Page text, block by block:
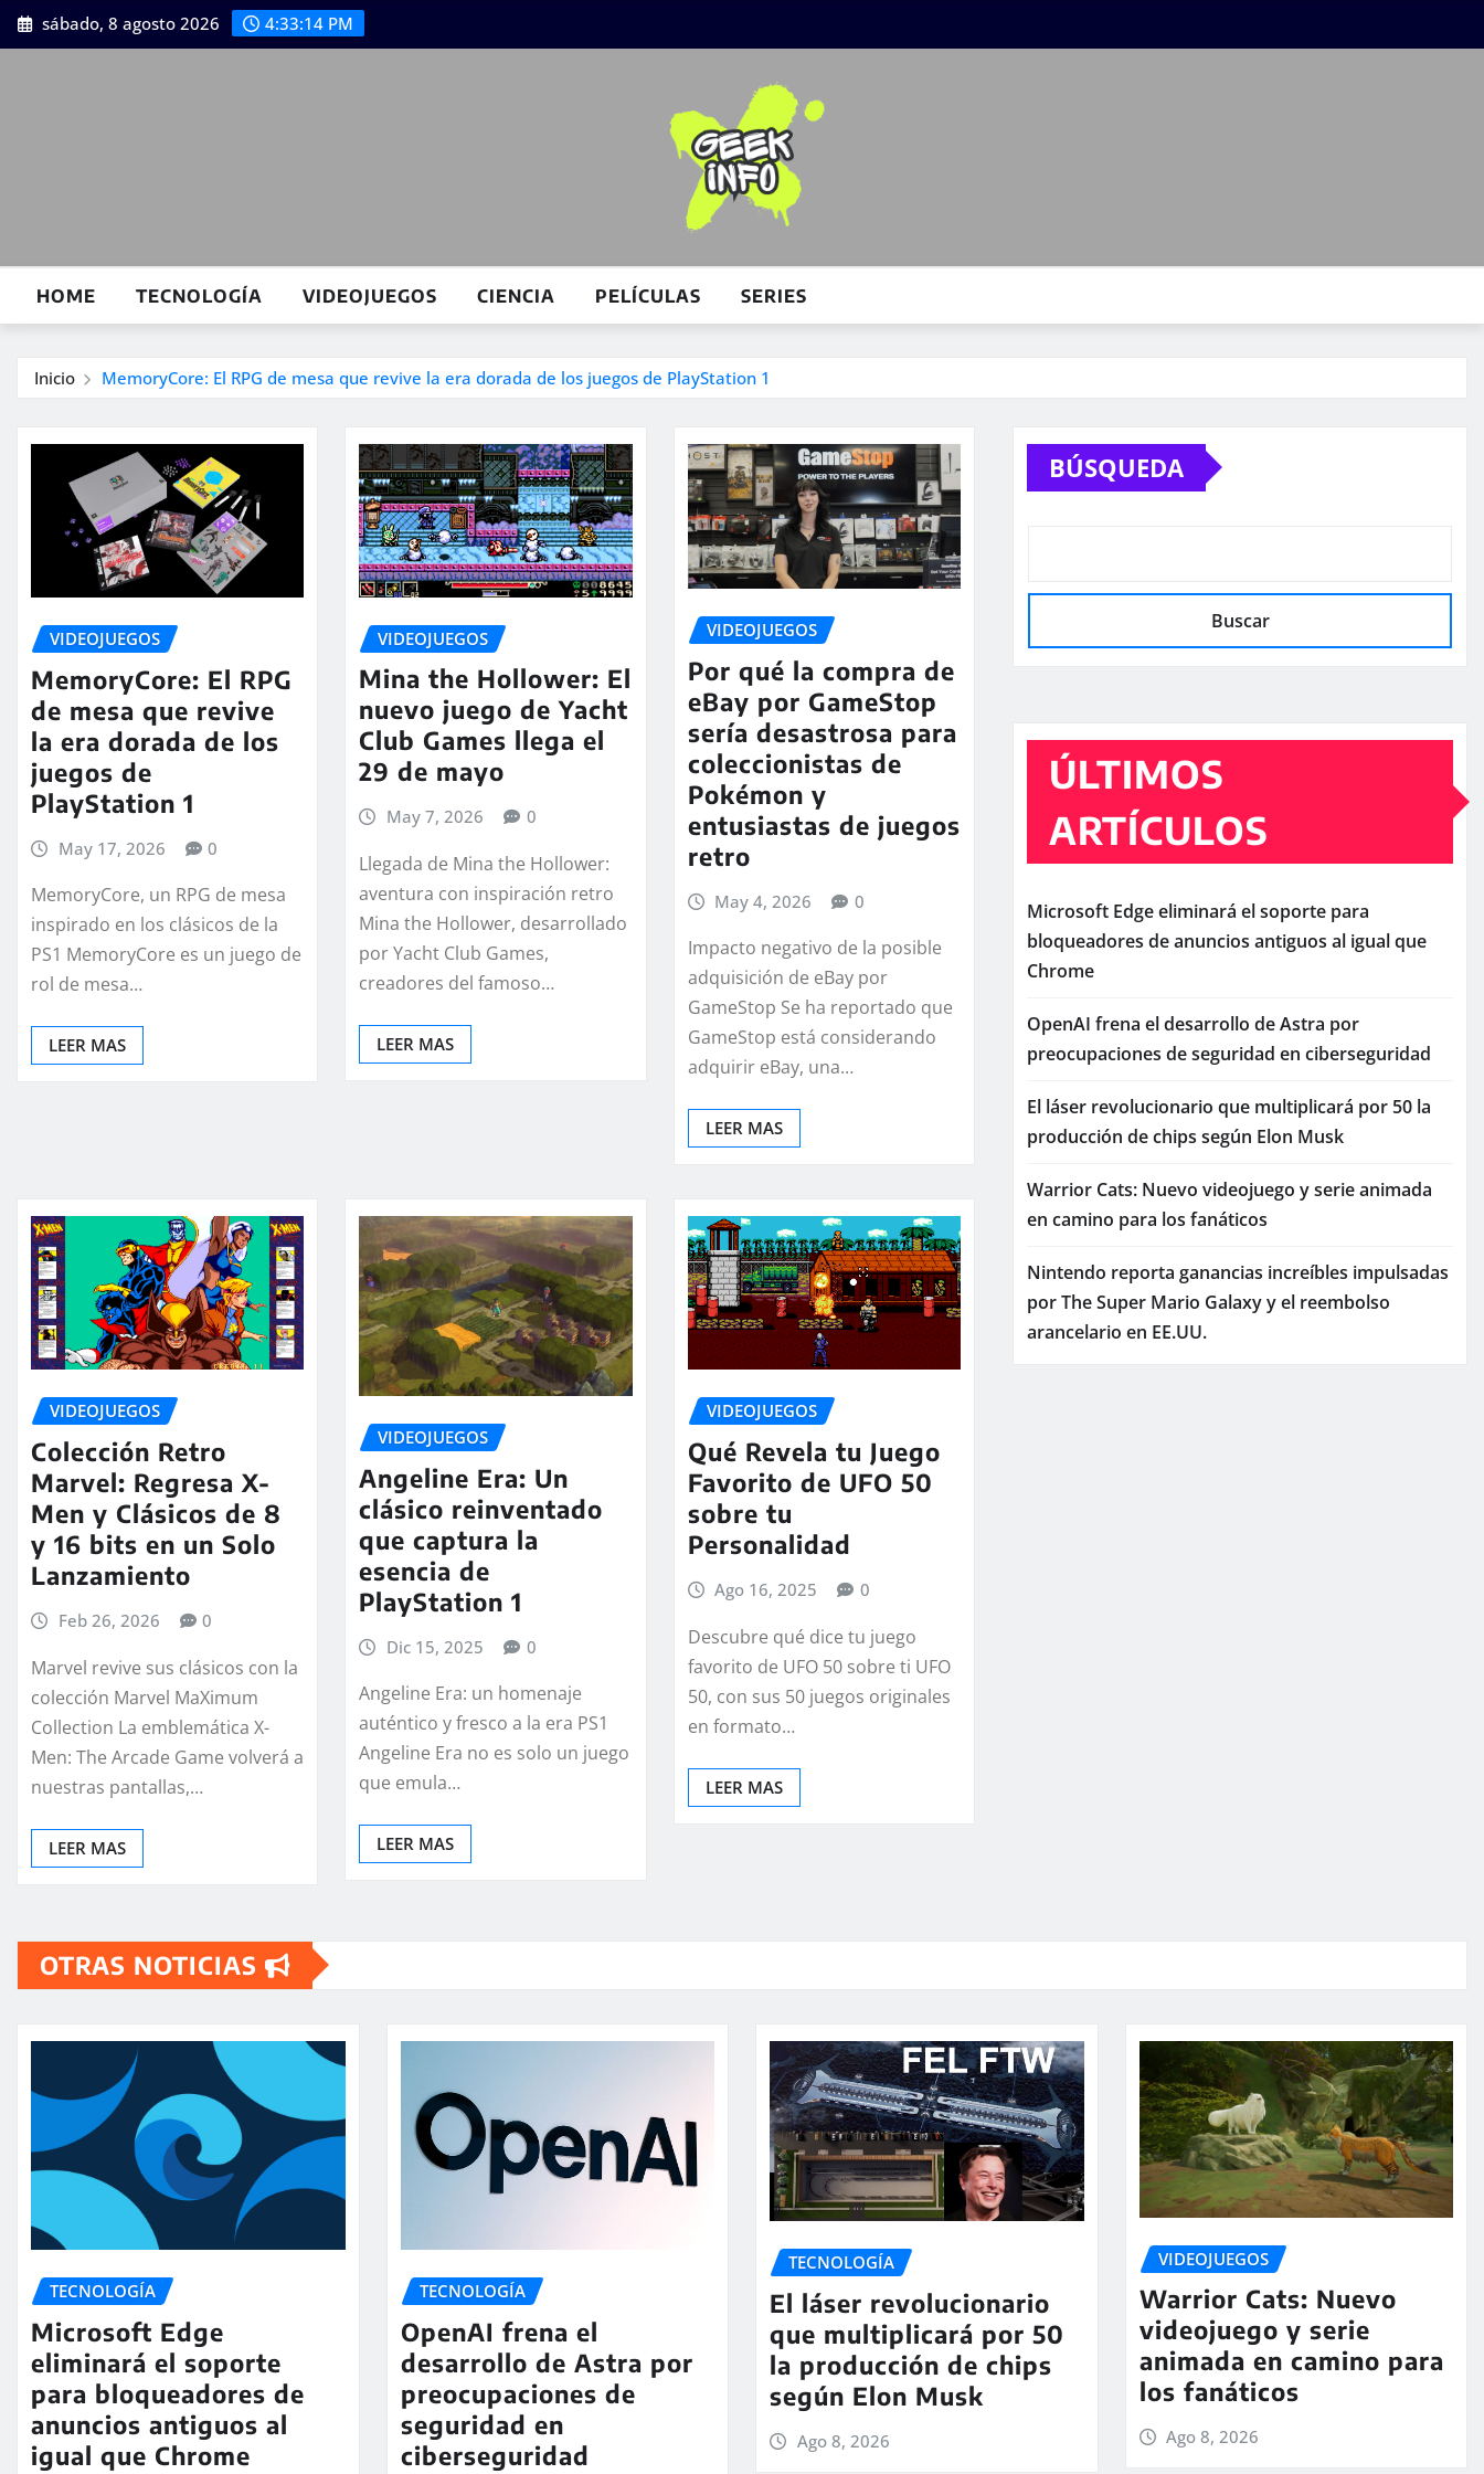
Saltar
al
sábado, 8 agosto 2026 4:33:15 PM
HOME TECNOLOGÍA VIDEOJUEGOS CIENCIA PELÍCULAS SERIES
Inicio MemoryCore: El RPG de mesa que revive la era dorada de los juegos de PlayStation 1
VIDEOJUEGOS
MemoryCore: El RPG
de mesa que revive
la era dorada de los
juegos de
PlayStation 1
May 17, 2026 0
MemoryCore, un RPG de mesa
inspirado en los clásicos de la
PS1 MemoryCore es un juego de
rol de mesa…
LEER MAS
VIDEOJUEGOS
Mina the Hollower: El
nuevo juego de Yacht
Club Games llega el
29 de mayo
May 7, 2026 0
Llegada de Mina the Hollower:
aventura con inspiración retro
Mina the Hollower, desarrollado
por Yacht Club Games,
creadores del famoso…
LEER MAS
VIDEOJUEGOS
Por qué la compra de
eBay por GameStop
sería desastrosa para
coleccionistas de
Pokémon y
entusiastas de juegos
retro
May 4, 2026 0
Impacto negativo de la posible
adquisición de eBay por
GameStop Se ha reportado que
GameStop está considerando
adquirir eBay, una…
LEER MAS
VIDEOJUEGOS
Colección Retro
Marvel: Regresa X-
Men y Clásicos de 8
y 16 bits en un Solo
Lanzamiento
Feb 26, 2026 0
Marvel revive sus clásicos con la
colección Marvel MaXimum
Collection La emblemática X-
Men: The Arcade Game volverá a
nuestras pantallas,…
LEER MAS
VIDEOJUEGOS
Angeline Era: Un
clásico reinventado
que captura la
esencia de
PlayStation 1
Dic 15, 2025 0
Angeline Era: un homenaje
auténtico y fresco a la era PS1
Angeline Era no es solo un juego
que emula…
LEER MAS
VIDEOJUEGOS
Qué Revela tu Juego
Favorito de UFO 50
sobre tu
Personalidad
Ago 16, 2025 0
Descubre qué dice tu juego
favorito de UFO 50 sobre ti UFO
50, con sus 50 juegos originales
en formato…
LEER MAS
BÚSQUEDA
Buscar
ÚLTIMOS
ARTÍCULOS
Microsoft Edge eliminará el soporte para
bloqueadores de anuncios antiguos al igual que
Chrome
OpenAI frena el desarrollo de Astra por
preocupaciones de seguridad en ciberseguridad
El láser revolucionario que multiplicará por 50 la
producción de chips según Elon Musk
Warrior Cats: Nuevo videojuego y serie animada
en camino para los fanáticos
Nintendo reporta ganancias increíbles impulsadas
por The Super Mario Galaxy y el reembolso
arancelario en EE.UU.
OTRAS NOTICIAS
TECNOLOGÍA
Microsoft Edge
eliminará el soporte
para bloqueadores de
anuncios antiguos al
igual que Chrome
TECNOLOGÍA
OpenAI frena el
desarrollo de Astra por
preocupaciones de
seguridad en
ciberseguridad
TECNOLOGÍA
El láser revolucionario
que multiplicará por 50
la producción de chips
según Elon Musk
Ago 8, 2026
VIDEOJUEGOS
Warrior Cats: Nuevo
videojuego y serie
animada en camino para
los fanáticos
Ago 8, 2026